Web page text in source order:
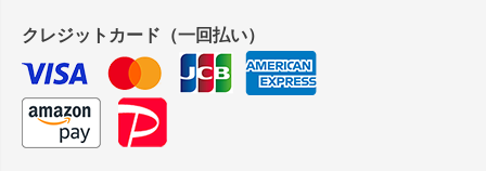
クレジットカード（一回払い）